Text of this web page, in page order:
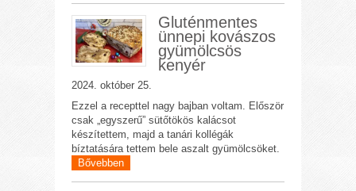
Gluténmentes
ünnepi kovászos
gyümölcsös
kenyér
2024. október 25.
Ezzel a recepttel nagy bajban voltam. Először
csak „egyszerű” sütőtökös kalácsot
készítettem, majd a tanári kollégák
bíztatására tettem bele aszalt gyümölcsöket.
Bővebben